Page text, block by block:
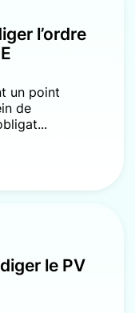
l’ordre
un point
de
le PV